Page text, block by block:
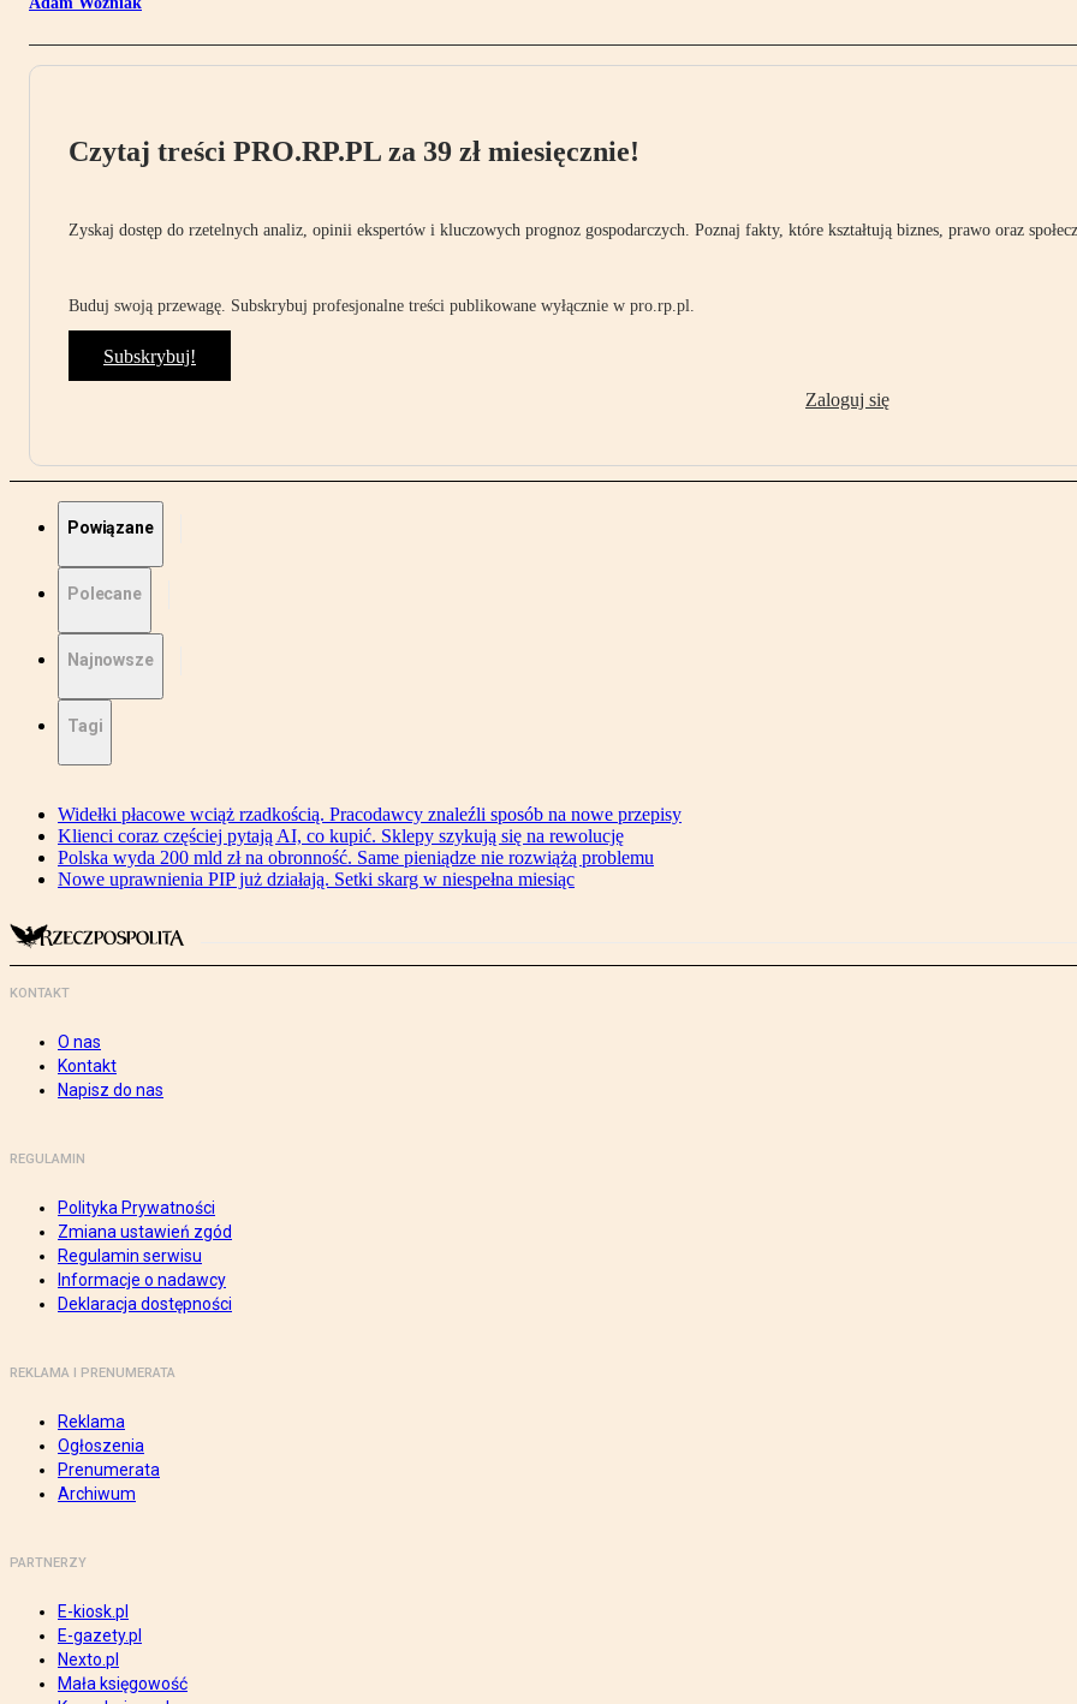
Czytaj treści PRO.RP.PL za 39 zł miesięcznie!
Zyskaj dostęp do rzetelnych analiz, opinii ekspertów i kluczowych prognoz gospodarczych. Poznaj fakty, które kształtują biznes, prawo oraz
Buduj swoją przewagę. Subskrybuj profesjonalne treści publikowane wyłącznie w pro.rp.pl.
Subskrybuj!
Zaloguj się
Powiązane
Polecane
Najnowsze
Tagi
Widełki płacowe wciąż rzadkością. Pracodawcy znaleźli sposób na nowe przepisy
Klienci coraz częściej pytają AI, co kupić. Sklepy szykują się na rewolucję
Polska wyda 200 mld zł na obronność. Same pieniądze nie rozwiążą problemu
Nowe uprawnienia PIP już działają. Setki skarg w niespełna miesiąc
KONTAKT
O nas
Kontakt
Napisz do nas
REGULAMIN
Polityka Prywatności
Zmiana ustawień zgód
Regulamin serwisu
Informacje o nadawcy
Deklaracja dostępności
REKLAMA I PRENUMERATA
Reklama
Ogłoszenia
Prenumerata
Archiwum
PARTNERZY
E-kiosk.pl
E-gazety.pl
Nexto.pl
Mała księgowość